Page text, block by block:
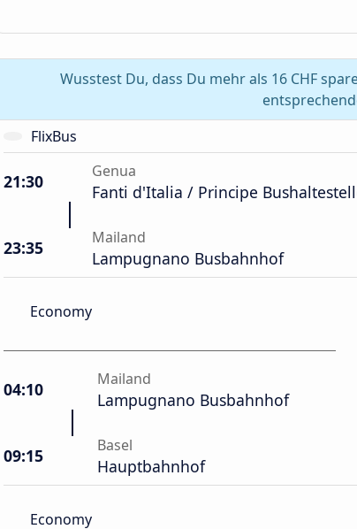
Wusstest Du, dass Du mehr als 16 CHF
FlixBus
21:30 Genua
Fanti d'Italia / Principe
23:35 Mailand
Lampugnano Busbahnhof
Economy
04:10 Mailand
Lampugnano Busbahnhof
09:15 Basel
Hauptbahnhof
Economy